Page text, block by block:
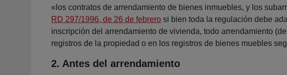
«los contratos de arrendamiento de bienes inmuebles, y los
RD 297/1996, de 26 de febrero si bien toda la regulación debe
inscripción del arrendamiento de vivienda, todo arrendamiento
registros de la propiedad o en los registros de bienes muebles
2. Antes del arrendamiento